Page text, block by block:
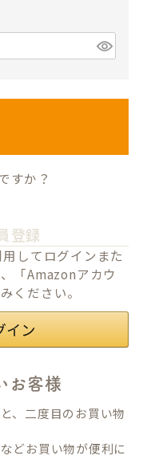
すか？
登録
してログインまた
「Amazonアカウ
ください。
お客様
、二度目のお買い物
どお買い物が便利に